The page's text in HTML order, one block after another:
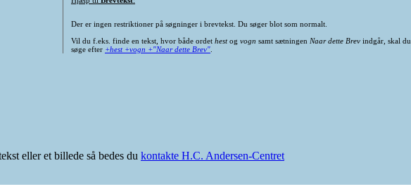
Der er ingen restriktioner på søgninger i brevtekst. Du søger blot som normalt.
Vil du f.eks. finde en tekst, hvor både ordet hestog vogn samt sætningen Naar dette Brevindgår, skal du
søge efter +hest +vogn +"Naar dette Brev".
eller et billede så bedes du kontakte H.C. Andersen-Centret